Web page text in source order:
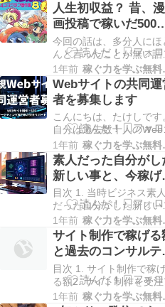
まりました。 すぐに募集
は締め切った…
ースを見ます。正確性向
したという感想も多いで
が、反応が早くなったの
自分的には一番感じまし
ね。 自分でもこういっ
チャットボットはよく利
しますが、「Web検索」
「プログラミング」の
人生初収益？ 昔、漫
画投稿で稼いだ5000
円の話
今回の話は、多分人にほ
んど言ったことが無い話
す。 自分は実は、高校生
の時に漫画を投稿して
5000円を稼いだ事があり
ます。 自分は大学1年では
じめてマクドナルドでバ
トをしましたが、高校は
イトが制限されてる高校
のもあり、バイトの機会
ありませんでした。なの
で、この漫画投稿…
1年前 稼
Webサイトの共同運
者を募集します
こんにちは、たけしです
自分は過去数十人の
イト・ブログコンサルテ
ングをしてきましたが、
ンテンツを作る能力はあ
ても、どうしても専門的
識を要する部分で躓いて
まう人がおりました。 そ
こで今回、Webサイト制
作、リサーチ、マーケテ
ングといった専門的な部
はこちらで…
1年前 稼
素人だった自分がし
新しい事と、今稼げ
新しいツール
目次 1. 当時ビジネス素人
だった自分がした新しい
2. 新規参入で稼ぐための
意3. AIツールを利用する
とが必須 当時ビジネス素
人だった自分がした新し
事 自分が初めて行ったビ
ジネスはブログ制作でし
た。当時、「２－９伝説
1年前 稼
サイト制作で稼げる
と過去のコンサルテ
ング
目次 1. サイト制作で稼
る額2. サイト制作を受
てモヤモヤすること…3.
1年前 稼